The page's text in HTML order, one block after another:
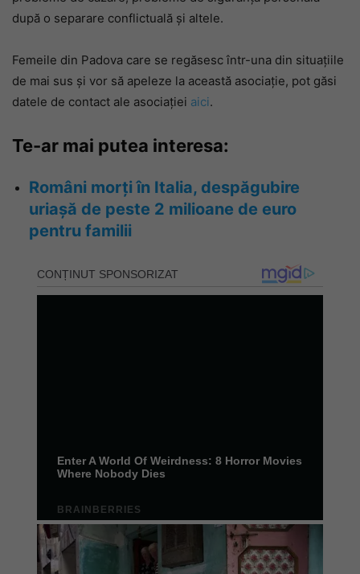
după o separare conflictuală și altele.
Femeile din Padova care se regăsesc într-una din situațiile
de mai sus și vor să apeleze la această asociație, pot găsi
datele de contact ale asociației aici.
Te-ar mai putea interesa:
Români morți în Italia, despăgubire
uriașă de peste 2 milioane de euro
pentru familii